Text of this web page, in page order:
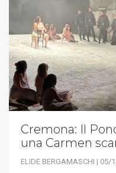
Cremona: Il
una Carmen
ELIDE BERGAMASCHI | 05/